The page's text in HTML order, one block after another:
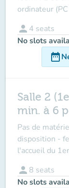
ordinateur
person 4 seats
No slots
date_range
Salle 2
min. à 6
Pas de
disposition -
l'accueil du
person 8 seats
No slots